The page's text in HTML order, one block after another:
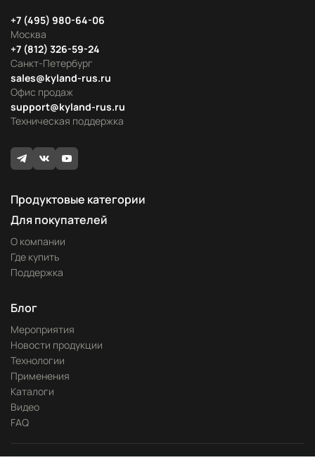
Москва
+7 (495) 980-64-06
Офис продаж
sales@kyland-rus.ru
Санкт-Петербург
+7 (812) 326-59-24
Техническая поддержка
support@kyland-rus.ru
Продуктовые категории
Для покупателей
О компании
Где купить
Поддержка
Блог
Мероприятия
Новости продукции
Технологии
Применения
Каталоги
Видео
FAQ